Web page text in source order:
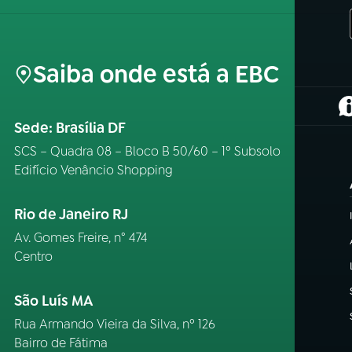
Saiba onde está a EBC
Sede: Brasília DF
SCS – Quadra 08 – Bloco B 50/60 – 1º Subsolo
Edifício Venâncio Shopping
Rio de Janeiro RJ
Av. Gomes Freire, n° 474
Centro
São Luís MA
Rua Armando Vieira da Silva, nº 126
Bairro de Fátima